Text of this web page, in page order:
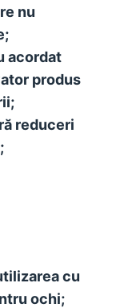
nu
acordat
produs
reduceri
cu
ochi;